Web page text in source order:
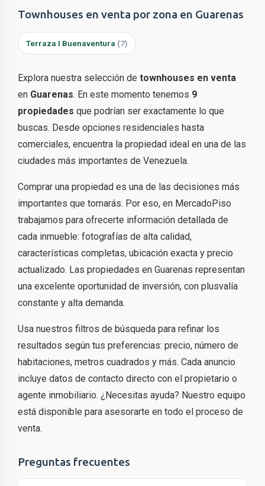
Townhouses en venta por zona en Guarenas
Terraza I Buenaventura (7)
Explora nuestra selección de townhouses en venta
en Guarenas. En este momento tenemos 9
propiedades que podrían ser exactamente lo que
buscas. Desde opciones residenciales hasta
comerciales, encuentra la propiedad ideal en una de las
ciudades más importantes de Venezuela.
Comprar una propiedad es una de las decisiones más
importantes que tomarás. Por eso, en MercadoPiso
trabajamos para ofrecerte información detallada de
cada inmueble: fotografías de alta calidad,
características completas, ubicación exacta y precio
actualizado. Las propiedades en Guarenas representan
una excelente oportunidad de inversión, con plusvalía
constante y alta demanda.
Usa nuestros filtros de búsqueda para refinar los
resultados según tus preferencias: precio, número de
habitaciones, metros cuadrados y más. Cada anuncio
incluye datos de contacto directo con el propietario o
agente inmobiliario. ¿Necesitas ayuda? Nuestro equipo
está disponible para asesorarte en todo el proceso de
venta.
Preguntas frecuentes